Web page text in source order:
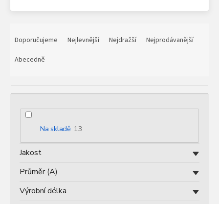
p
Doporučujeme Nejlevnější Nejdražší
Nejprodávanější
Abecedně
Na skladě 13
Jakost
Průměr (A)
Výrobní délka